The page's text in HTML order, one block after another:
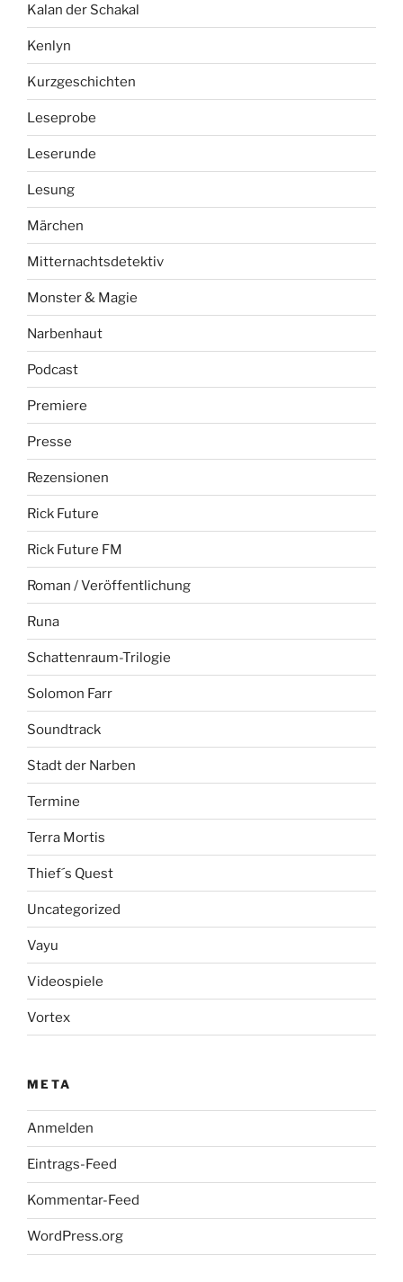
Kalan der Schakal
Kenlyn
Kurzgeschichten
Leseprobe
Leserunde
Lesung
Märchen
Mitternachtsdetektiv
Monster & Magie
Narbenhaut
Podcast
Premiere
Presse
Rezensionen
Rick Future
Rick Future FM
Roman / Veröffentlichung
Runa
Schattenraum-Trilogie
Solomon Farr
Soundtrack
Stadt der Narben
Termine
Terra Mortis
Thief´s Quest
Uncategorized
Vayu
Videospiele
Vortex
META
Anmelden
Eintrags-Feed
Kommentar-Feed
WordPress.org